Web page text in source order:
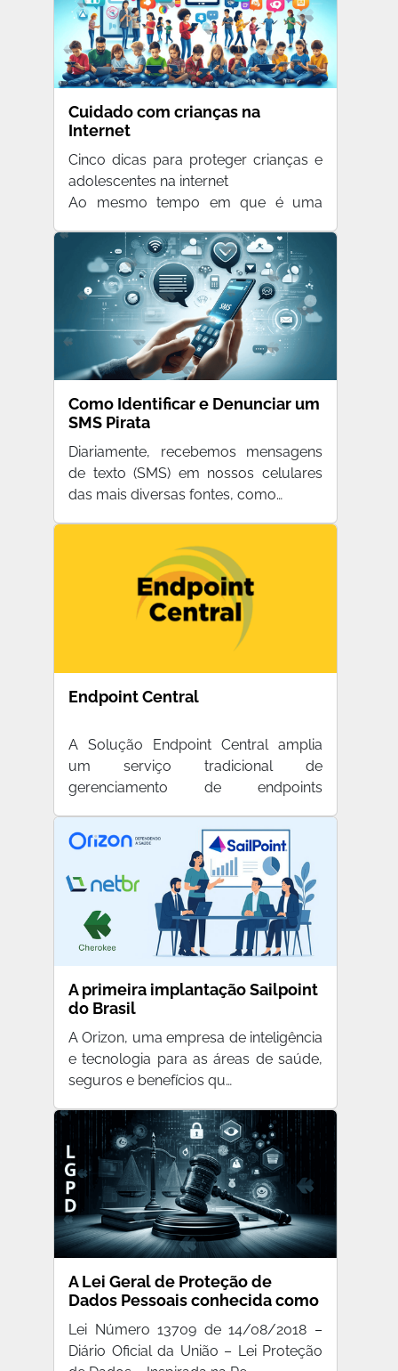
Cuidado com crianças na
Internet
Cinco dicas para proteger crianças e
adolescentes na internet
Ao mesmo tempo em que é uma
Como Identificar e Denunciar um
SMS Pirata
Diariamente, recebemos mensagens
de texto (SMS) em nossos celulares
das mais diversas fontes, como…
Endpoint Central
A Solução Endpoint Central amplia
um serviço tradicional de
gerenciamento de endpoints
A primeira implantação Sailpoint
do Brasil
A Orizon, uma empresa de inteligência
e tecnologia para as áreas de saúde,
seguros e benefícios qu…
A Lei Geral de Proteção de
Dados Pessoais conhecida como
LGPD foi sancionada hoje…
Lei Número 13709 de 14/08/2018 –
Diário Oficial da União – Lei Proteção